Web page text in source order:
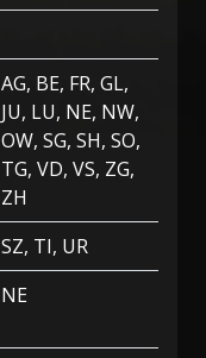
AG, BE, FR, GL,
JU, LU, NE, NW,
OW, SG, SH, SO,
TG, VD, VS, ZG,
ZH
SZ, TI, UR
NE